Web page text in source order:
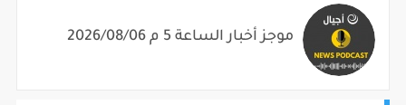
موجز أخبار الساعة 5 م 2026/08/06